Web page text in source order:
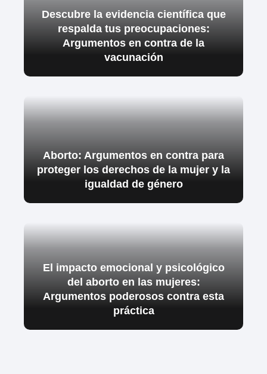
Descubre la evidencia científica que
respalda tus preocupaciones:
Argumentos en contra de la
vacunación
Aborto: Argumentos en contra para
proteger los derechos de la mujer y la
igualdad de género
El impacto emocional y psicológico
del aborto en las mujeres:
Argumentos poderosos contra esta
práctica